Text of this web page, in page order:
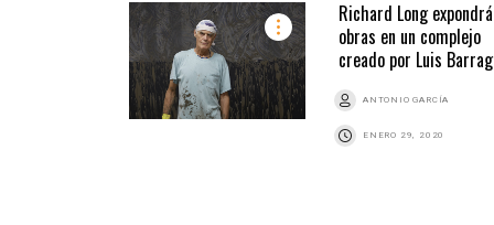
Richard Long expondrá
obras en un complejo
creado por Luis
ANTONIO GARCÍA
ENERO 29, 2020